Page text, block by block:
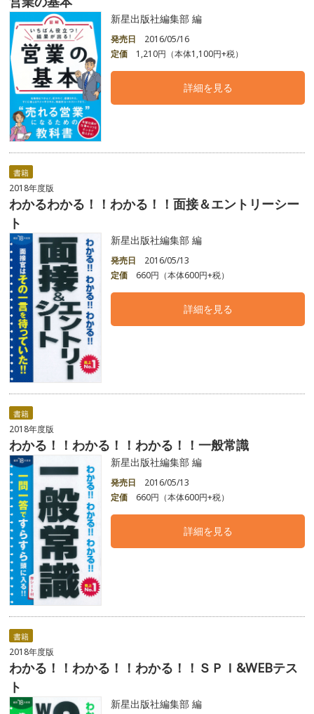
新星出版社編集部 編
発売日
2016/05/16
定価
1,210円（本体1,100円+税）
詳細を見る
書籍
2018年度版
わかるわかる！！わかる！！面接＆エントリーシー
ト
新星出版社編集部 編
発売日
2016/05/13
定価
660円（本体600円+税）
詳細を見る
書籍
2018年度版
わかる！！わかる！！わかる！！一般常識
新星出版社編集部 編
発売日
2016/05/13
定価
660円（本体600円+税）
詳細を見る
書籍
2018年度版
わかる！！わかる！！わかる！！ＳＰＩ&WEBテス
ト
新星出版社編集部 編